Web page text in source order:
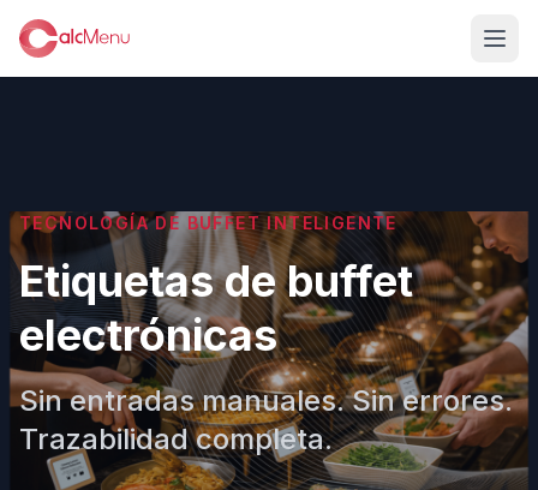
TECNOLOGÍA DE BUFFET INTELIGENTE
Etiquetas de buffet
electrónicas
Sin entradas manuales. Sin errores.
Trazabilidad completa.